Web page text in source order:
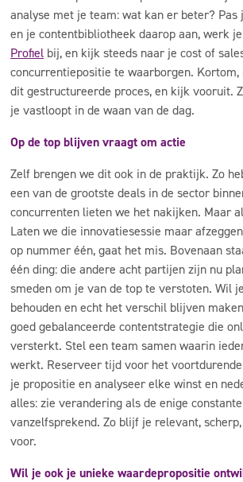
analyse met je team: wat kan er beter?
en je contentbibliotheek daarop aan, werk je
Profiel bij, en kijk steeds naar je cost of
concurrentiepositie te waarborgen.
dit gestructureerde proces, en kijk vooruit.
je vastloopt in de waan van de dag.
Op de top blijven vraagt om actie
Zelf brengen we dit ook in de praktijk. Zo
een van de grootste deals in de sector
concurrenten lieten we het nakijken. Maar
Laten we die innovatiesessie maar
op nummer één, gaat het mis. Bovenaan
één ding: die andere acht partijen zijn nu
smeden om je van de top te verstoten. Wil
behouden en echt het verschil blijven
goed gebalanceerde contentstrategie die
versterkt. Stel een team samen waarin
werkt. Reserveer tijd voor het
je propositie en analyseer elke winst en
alles: zie verandering als de enige
vanzelfsprekend. Zo blijf je relevant,
voor.
Wil je ook je unieke waardepropositie